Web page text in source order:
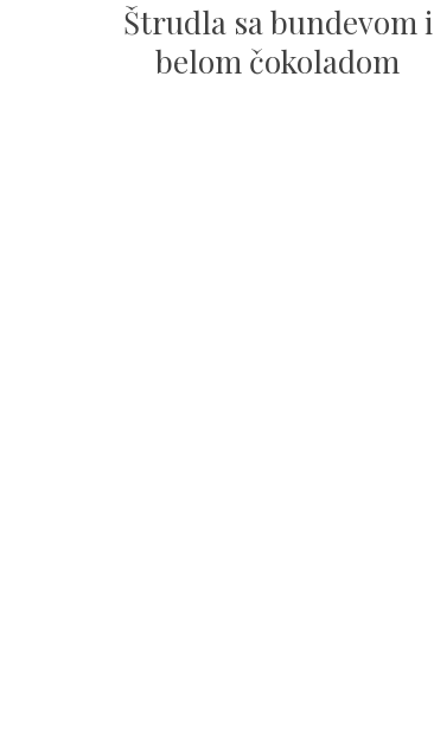
Štrudla sa bundevom i
belom čokoladom